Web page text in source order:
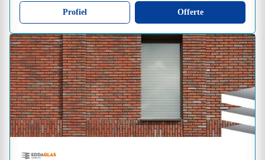
Profiel Offerte